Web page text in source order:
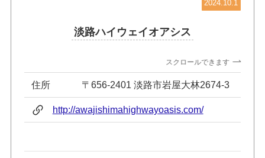
2024.10.1
淡路ハイウェイオアシス
スクロールできます
住所 〒656-2401 淡路市岩屋大林2674-3
http://awajishimahighwayoasis.com/